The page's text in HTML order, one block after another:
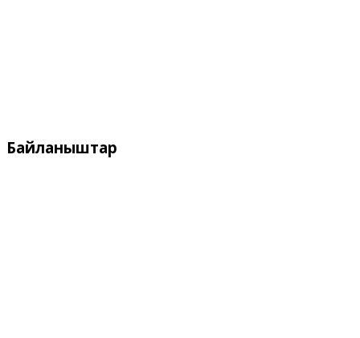
Байланыштар